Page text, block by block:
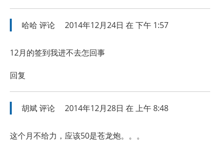
哈哈 评论 2014年12月24日 在 下午 1:57
12月的签到我进不去怎回事
回复
胡斌评论 2014年12月28日 在 上午 8:48
这个月不给力，应该50是苍龙炮。。。